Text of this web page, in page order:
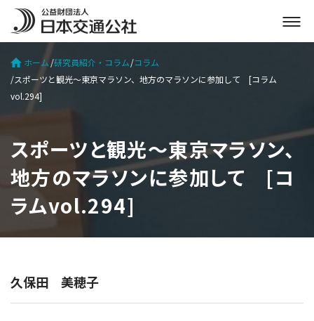
メ
ニ
ホーム 研究員紹介・コラム コラム
スポーツと観光～東京マラソン、地方のマラソンに参加して [コラム
vol.294]
スポーツと観光～東京マラソン、
地方のマラソンに参加して [コ
ラムvol.294]
久保田 美穂子